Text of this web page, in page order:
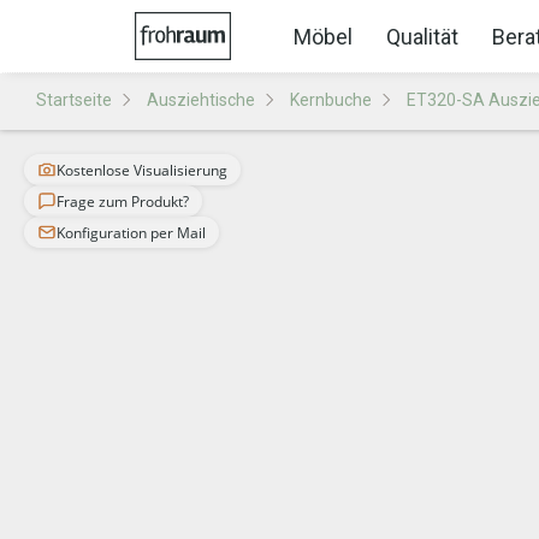
Möbel Qualität
Startseite Ausziehtische Kernbuche ET320-SA
Kostenlose Visualisierung
Frage zum Produkt?
Konfiguration per Mail